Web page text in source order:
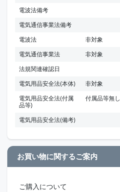
電波法備考
電気通信事業法備考
電波法
非対象
電気通信事業法
非対象
法規関連確認日
電気用品安全法(本体)
非対象
電気用品安全法(付属
品等)
付属品等無し
電気用品安全法(備考)
お買い物に関するご案内
ご購入について